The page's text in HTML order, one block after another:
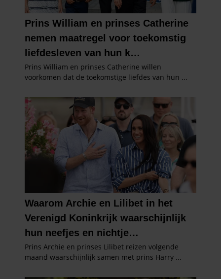
informatie die u aan ze heeft verstrekt of die ze hebben
verzameld op basis van uw gebruik van hun services. U
gaat akkoord met onze cookies als u onze website blijft
gebruiken.